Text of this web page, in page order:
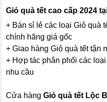
Giỏ quà tết cao cấp 2024
+ Bán sỉ lẻ các loại Giỏ quà
chính hãng giá gốc
+ Giao hàng Giỏ quà tết tận
+ Hợp tác phân phối các
nhu cầu
Cửa hàngGiỏ quà tết Lộc